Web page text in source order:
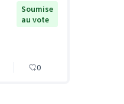
Soumise
au vote
0